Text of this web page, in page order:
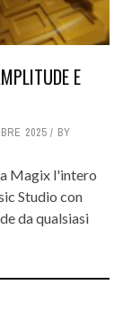
E
2025
BY
Magix l'intero
Studio con
da qualsiasi